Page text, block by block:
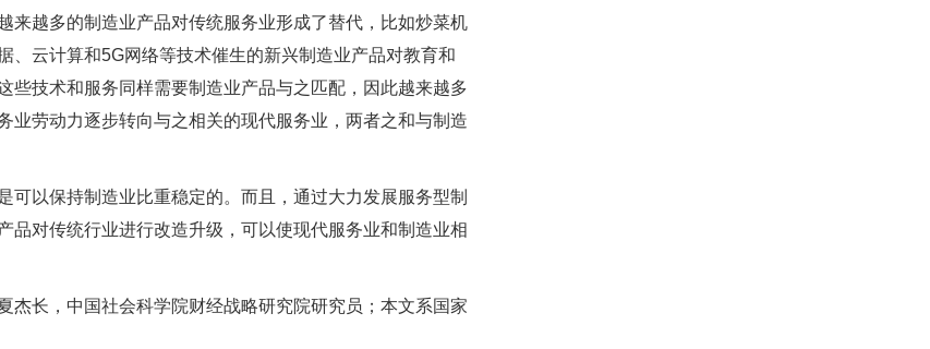
来越多的制造业产品对传统服务业形成了替代，比如炒菜机
云计算和5G网络等技术催生的新兴制造业产品对教育和
些技术和服务同样需要制造业产品与之匹配，因此越来越多
业劳动力逐步转向与之相关的现代服务业，两者之和与制造
以保持制造业比重稳定的。而且，通过大力发展服务型制
对传统行业进行改造升级，可以使现代服务业和制造业相
杰长，中国社会科学院财经战略研究院研究员；本文系国家